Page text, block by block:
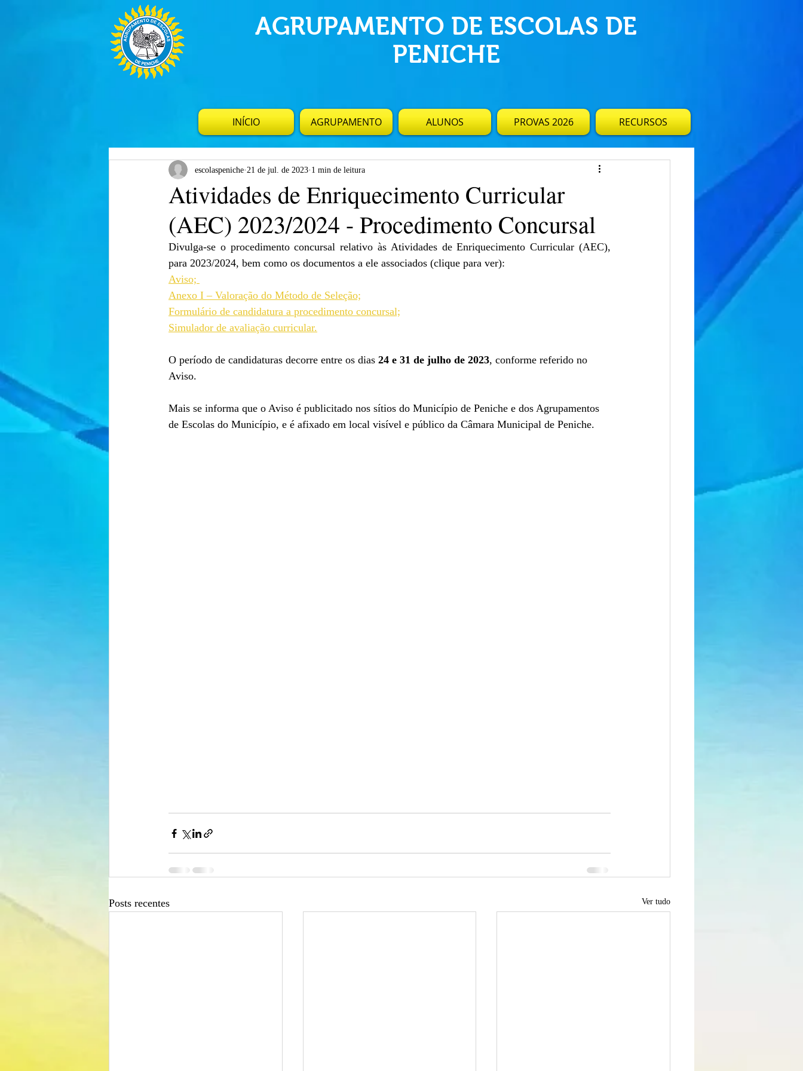
AGRUPAMENTO DE ESCOLAS DE
PENICHE
INÍCIO AGRUPAMENTO ALUNOS PROVAS 2026 RECURSOS
Atividades de Enriquecimento Curricular
(AEC) 2023/2024 - Procedimento Concursal
escolaspeniche 21 de jul. de 2023 1 min de leitura
Divulga-se o procedimento concursal relativo às Atividades de Enriquecimento Curricular (AEC),
para 2023/2024, bem como os documentos a ele associados (clique para ver):
Aviso;
Anexo I – Valoração do Método de Seleção;
Formulário de candidatura a procedimento concursal;
Simulador de avaliação curricular.
O período de candidaturas decorre entre os dias 24 e 31 de julho de 2023, conforme referido no
Aviso.
Mais se informa que o Aviso é publicitado nos sítios do Município de Peniche e dos Agrupamentos
de Escolas do Município, e é afixado em local visível e público da Câmara Municipal de Peniche.
Posts recentes Ver tudo